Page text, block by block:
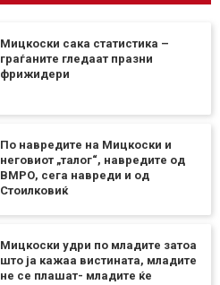
Мицкоски сака статистика –
граѓаните гледаат празни
фрижидери
По навредите на Мицкоски и
неговиот „талог“, навредите од
ВМРО, сега навреди и од
Стоилковиќ
Мицкоски удри по младите затоа
што ја кажаа вистината, младите
не се плашат- младите ќе